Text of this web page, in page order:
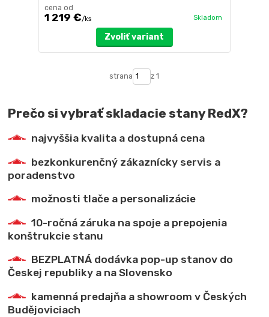
cena od
1 219 €/ks Skladom
Zvoliť variant
strana z 1
Prečo si vybrať skladacie stany RedX?
najvyššia kvalita a dostupná cena
bezkonkurenčný zákaznícky servis a
poradenstvo
možnosti tlače a personalizácie
10-ročná záruka na spoje a prepojenia
konštrukcie stanu
BEZPLATNÁ dodávka pop-up stanov do
Českej republiky a na Slovensko
kamenná predajňa a showroom v Českých
Budějoviciach